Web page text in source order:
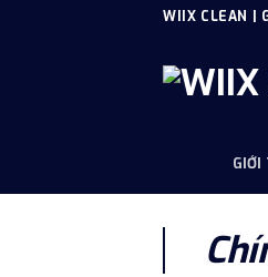
WIIX CLEAN |
GIỚI